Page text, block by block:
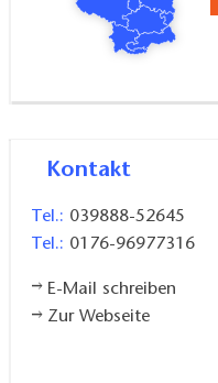
Kontakt
Tel.: 039888-52645
Tel.: 0176-96977316
E-Mail schreiben
Zur Webseite